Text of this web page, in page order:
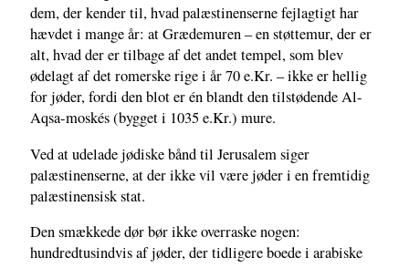
dem, der kender til, hvad palæstinenserne fejlagtigt har
hævdet i mange år: at Grædemuren – en støttemur, der er
alt, hvad der er tilbage af det andet tempel, som blev
ødelagt af det romerske rige i år 70 e.Kr. – ikke er hellig
for jøder, fordi den blot er én blandt den tilstødende Al-
Aqsa-moskés (bygget i 1035 e.Kr.) mure.
Ved at udelade jødiske bånd til Jerusalem siger
palæstinenserne, at der ikke vil være jøder i en fremtidig
palæstinensisk stat.
Den smækkede dør bør ikke overraske nogen:
hundredtusindvis af jøder, der tidligere boede i arabiske